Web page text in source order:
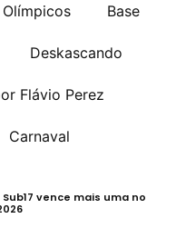
Olímpicos Base
Deskascando
Flávio Perez
Carnaval
vence mais uma no